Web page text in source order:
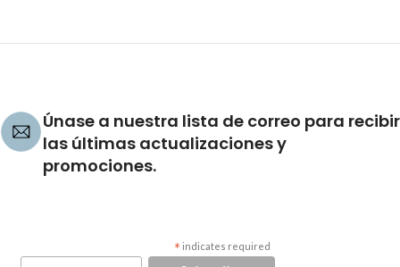
Únase a nuestra lista de correo para recibir
las últimas actualizaciones y
promociones.
* indicates required